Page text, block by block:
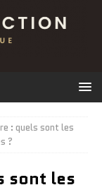
: quels sont les
?
sont les